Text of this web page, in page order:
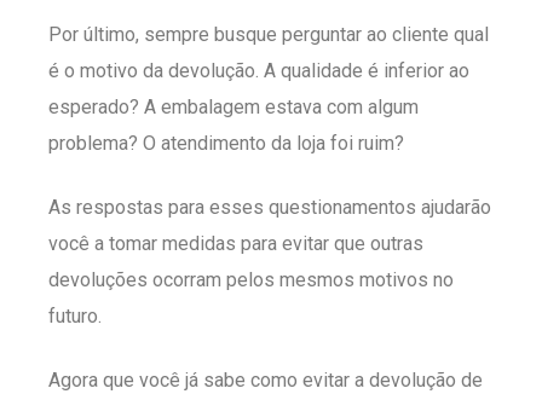
Por último, sempre busque perguntar ao cliente qual
é o motivo da devolução. A qualidade é inferior ao
esperado? A embalagem estava com algum
problema? O atendimento da loja foi ruim?
As respostas para esses questionamentos ajudarão
você a tomar medidas para evitar que outras
devoluções ocorram pelos mesmos motivos no
futuro.
Agora que você já sabe como evitar a devolução de